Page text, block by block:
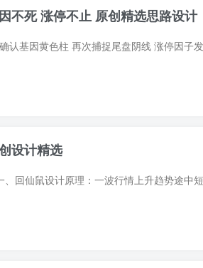
不死 涨停不止 原创精选思路设计
设计精选